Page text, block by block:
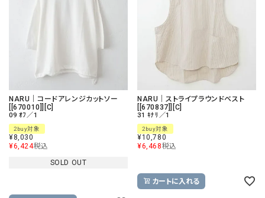
NARU｜コードアレンジカットソー
[[670010]][C]
09 ｵﾌ／1
2buy対象
¥8,030
¥6,424税込
SOLD OUT
NARU｜ストライプラウンドベスト
[[670837]][C]
31 ｷﾅﾘ／1
2buy対象
¥10,780
¥6,468税込
カートに入れる